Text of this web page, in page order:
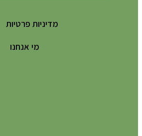
מדיניות פרטיות
מי אנחנו